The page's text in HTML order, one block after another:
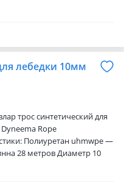
отличное скольжение
отправить в регионы
Кыргызстан или в Россию
лебедки 10мм
трос синтетический для
Rope
Полиуретан uhmwpe —
28 метров Диаметр 10
разрыв 20240 lbs/9180 кг